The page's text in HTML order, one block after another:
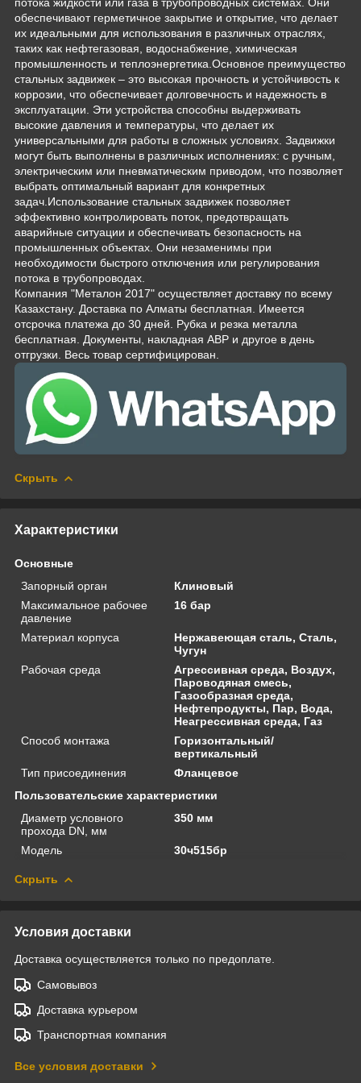
потока жидкости или газа в трубопроводных системах. Они
обеспечивают герметичное закрытие и открытие, что делает
их идеальными для использования в различных отраслях,
таких как нефтегазовая, водоснабжение, химическая
промышленность и теплоэнергетика.Основное преимущество
стальных задвижек – это высокая прочность и устойчивость к
коррозии, что обеспечивает долговечность и надежность в
эксплуатации. Эти устройства способны выдерживать
высокие давления и температуры, что делает их
универсальными для работы в сложных условиях. Задвижки
могут быть выполнены в различных исполнениях: с ручным,
электрическим или пневматическим приводом, что позволяет
выбрать оптимальный вариант для конкретных
задач.Использование стальных задвижек позволяет
эффективно контролировать поток, предотвращать
аварийные ситуации и обеспечивать безопасность на
промышленных объектах. Они незаменимы при
необходимости быстрого отключения или регулирования
потока в трубопроводах.
Компания "Металон 2017" осуществляет доставку по всему
Казахстану. Доставка по Алматы бесплатная. Имеется
отсрочка платежа до 30 дней. Рубка и резка металла
бесплатная. Документы, накладная АВР и другое в день
отгрузки. Весь товар сертифицирован.
Скрыть
Характеристики
Основные
Запорный орган
Клиновый
Максимальное рабочее
давление
16 бар
Материал корпуса
Нержавеющая сталь, Сталь,
Чугун
Рабочая среда
Агрессивная среда, Воздух,
Пароводяная смесь,
Газообразная среда,
Нефтепродукты, Пар, Вода,
Неагрессивная среда, Газ
Способ монтажа
Горизонтальный/
вертикальный
Тип присоединения
Фланцевое
Пользовательские характеристики
Диаметр условного
прохода DN, мм
350 мм
Модель 30ч515бр
Скрыть
Условия доставки
Доставка осуществляется только по предоплате.
Самовывоз
Доставка курьером
Транспортная компания
Все условия доставки